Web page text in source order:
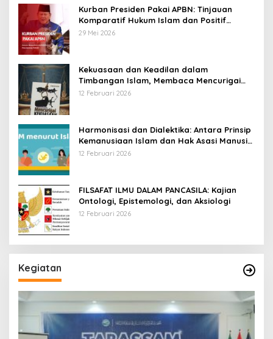
Kurban Presiden Pakai APBN: Tinjauan
Komparatif Hukum Islam dan Positif
Negara
29 Mei 2026
Kekuasaan dan Keadilan dalam
Timbangan Islam, Membaca Mencurigai
Kekuasaan Karya Fitron Nur Iksan
12 Februari 2026
Harmonisasi dan Dialektika: Antara Prinsip
Kemanusiaan Islam dan Hak Asasi Manusia
Universal
12 Februari 2026
FILSAFAT ILMU DALAM PANCASILA: Kajian
Ontologi, Epistemologi, dan Aksiologi
12 Februari 2026
Kegiatan